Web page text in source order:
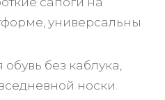
универсальны
без каблука,
носки.